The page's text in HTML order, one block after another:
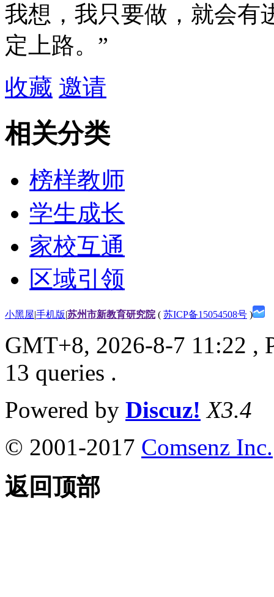
我想，我只要做，就会有
定上路。”
收藏 邀请
相关分类
榜样教师
学生成长
家校互通
区域引领
小黑屋|手机版|苏州市新教育研究院( 苏ICP备15054508号 )
GMT+8, 2026-8-7 11:22 ,
13 queries .
Powered by Discuz! X3.4
© 2001-2017 Comsenz Inc.
返回顶部